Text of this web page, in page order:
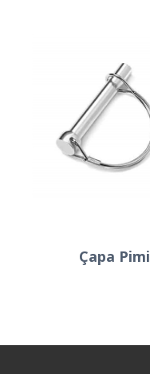
Çapa Pimi